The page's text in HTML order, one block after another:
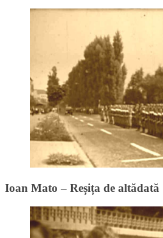
Ioan Mato – Reșița de altădată